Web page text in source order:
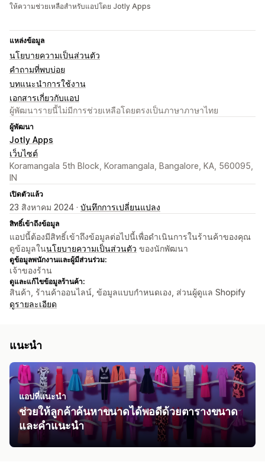
ให้ความช่วยเหลือสำหรับแอปโดย Jotly Apps
แหล่งข้อมูล
นโยบายความเป็นส่วนตัว
คำถามที่พบบ่อย
บทแนะนำการใช้งาน
เอกสารเกี่ยวกับแอป
ผู้พัฒนารายนี้ไม่มีการช่วยเหลือโดยตรงเป็นภาษาภาษาไทย
ผู้พัฒนา
Jotly Apps
เว็บไซต์
Koramangala 5th Block, Koramangala, Bangalore, KA, 560095,
IN
เปิดตัวแล้ว
23 สิงหาคม 2024 · บันทึกการเปลี่ยนแปลง
สิทธิ์เข้าถึงข้อมูล
แอปนี้ต้องมีสิทธิ์เข้าถึงข้อมูลต่อไปนี้เพื่อดำเนินการในร้านค้าของคุณ
ดูข้อมูลในนโยบายความเป็นส่วนตัว ของนักพัฒนา
ดูข้อมูลพนักงานและผู้มีส่วนร่วม:
เจ้าของร้าน
ดูและแก้ไขข้อมูลร้านค้า:
สินค้า, ร้านค้าออนไลน์, ข้อมูลแบบกำหนดเอง, ส่วนผู้ดูแล Shopify
ดูรายละเอียด
แนะนำ
แอปที่แนะนำ
ช่วยให้ลูกค้าค้นหาขนาดได้พอดีด้วยตารางขนาด
และคำแนะนำ